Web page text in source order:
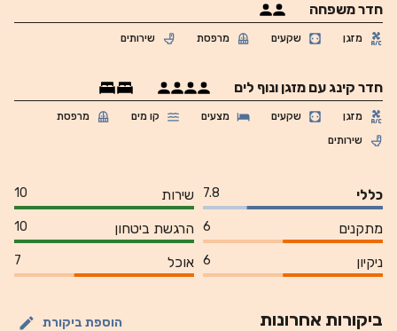
חדר משפחה
מזגן שקעים מרפסת שירותים
חדר קינג עם מזגן ונוף לים
מזגן שקעים מצעים קו מים
מרפסת
שירותים
כללי 7.8 שירות 10
מתקנים 6 הרגשת ביטחון 10
ניקיון 6 אוכל 7
ביקורות אחרונות הוספת ביקורת